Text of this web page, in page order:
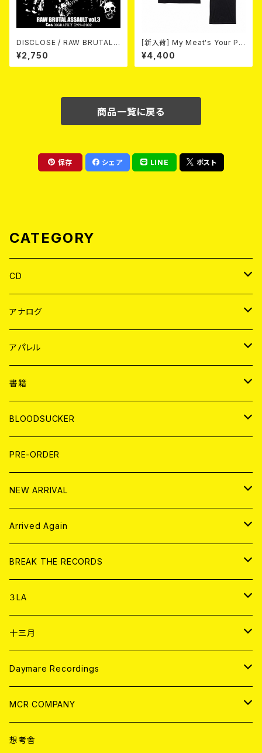
DISCLOSE / RAW BRUTAL
ASSAULT Vol.3 : DISCOGR
APHY 1999-2002 (2xCD)
¥2,750
[新入荷] My Meat's Your Po
ison -あんたにゃ毒でもオイラ
にゃ薬- / BLACK T-shirt (S
～XL)
¥4,400
商品一覧に戻る
保存 シェア LINE ポスト
CATEGORY
CD
JAPAN
WORLD
アナログ
JAPAN
７EP
LP
WORLD
7EP
LP
アパレル
JAPAN
T-shirt
HOOD
WORLD
T-shirt
HOOD
書籍
MAGAZINE
BOLLOCKS
EL ZINE
写真集 (PHOTOBOOK)
BLOODSUCKER
CD
アナログ
アパレル
書籍
DIGITAL CONTENTS
PRE-ORDER
NEW ARRIVAL
CD
アナログ
Arrived Again
CD
アナログ
BREAK THE RECORDS
CD
ANALOG
アパレル
３LA
CD
ANALOG
十三月
CD
ANALOG
Daymare Recordings
CD
ANALOG
MCR COMPANY
CD
想考舎